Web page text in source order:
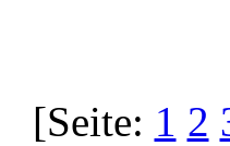
[Seite: 1 2